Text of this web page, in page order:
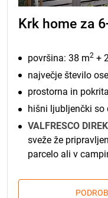
Krk home za
površina: 38 m2 +
največje število
prostorna in
hišni ljubljenčki so
VALFRESCO
sveže že
parcelo ali v